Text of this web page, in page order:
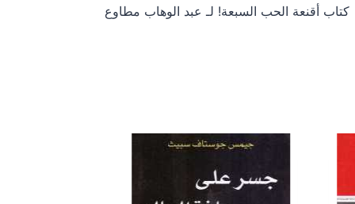
كتاب أقنعة الحب السبعة! لـ عبد الوهاب مطاوع